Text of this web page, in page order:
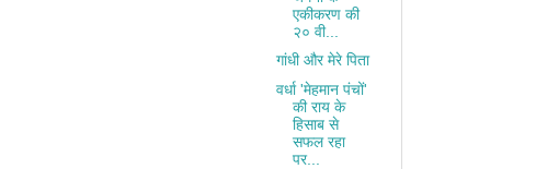
एकीकरण की
२० वी...
गांधी और मेरे पिता
वर्धा 'मेहमान पंचों'
की राय के
हिसाब से
सफल रहा
पर...